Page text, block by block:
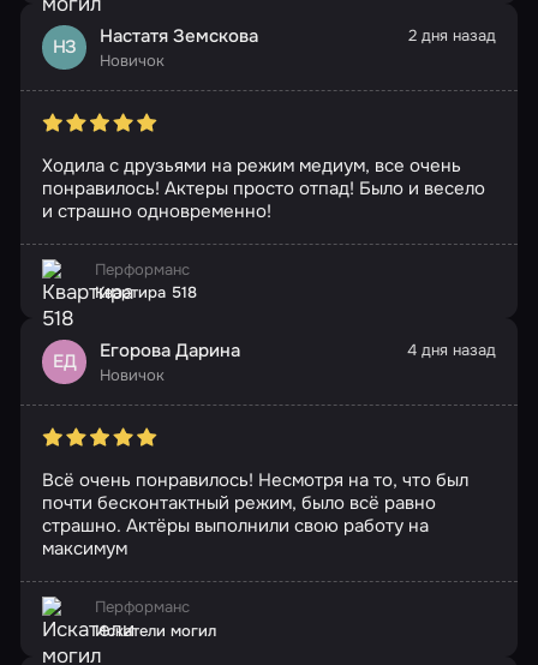
НЗ Настатя Земскова
Новичок
2 дня назад
Ходила с друзьями на режим медиум, все очень
понравилось! Актеры просто отпад! Было и весело
и страшно одновременно!
Перформанс
Квартира 518
ЕД Егорова Дарина
Новичок
4 дня назад
Всё очень понравилось! Несмотря на то, что был
почти бесконтактный режим, было всё равно
страшно. Актёры выполнили свою работу на
максимум
Перформанс
Искатели могил